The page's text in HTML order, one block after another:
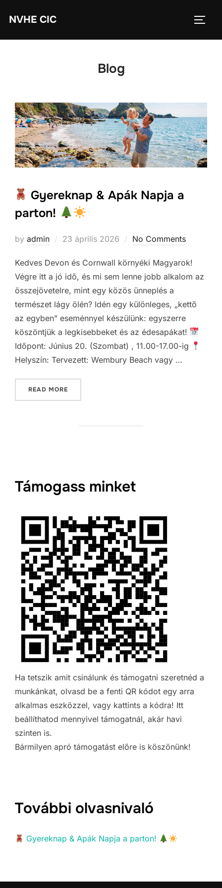
NVHE CIC
Blog
Gyereknap & Apák Napja a
parton!
by admin
Posted
23 április 2026 No Comments
Kedves Devon és Cornwall környéki Magyarok!
Végre itt a jó idő, és mi sem lenne jobb alkalom az
összejövetelre, mint egy közös ünneplés a
természet lágy ölén? Idén egy különleges, „kettő
az egyben” eseménnyel készülünk: egyszerre
köszöntjük a legkisebbeket és az édesapákat!
Időpont: Június 20. (Szombat) , 11.00-17.00-ig
Helyszín: Tervezett: Wembury Beach vagy …
READ MORE
Támogass minket
Ha tetszik amit csinálunk és támogatni szeretnéd a
munkánkat, olvasd be a fenti QR kódot egy arra
alkalmas eszközzel, vagy kattints a kódra! Itt
beállíthatod mennyivel támogatnál, akár havi
szinten is.
Bármilyen apró támogatást előre is köszönünk!
További olvasnivaló
Gyereknap & Apák Napja a parton!